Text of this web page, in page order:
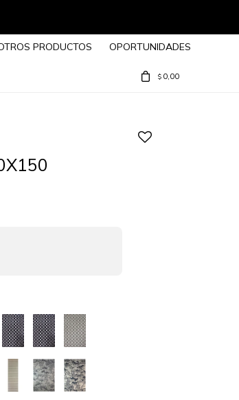
PRODUCTOS OPORTUNIDADES
$ 0,00